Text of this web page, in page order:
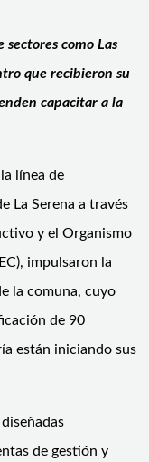
como Las
que recibieron su
capacitar a la
línea de
La Serena a través
y el Organismo
impulsaron la
la comuna, cuyo
de 90
están iniciando sus
de gestión y